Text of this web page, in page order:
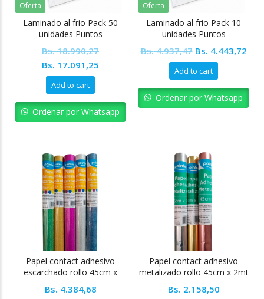
Oferta
Laminado al frio Pack 50
unidades Puntos
Bs.18.990,27
Original
price
was:
Bs. 18.990,27.
Bs. 17.091,25
Bs. 17.091,25.
Add to cart
Ordenar por Whatsapp
Oferta
Laminado al frio Pack 10
unidades Puntos
Bs.4.937,47 Original
price
was:
Bs. 4.937,47.
Bs. 4.443,72
Bs.
Add to cart
Ordenar por Whatsapp
Papel contact adhesivo
escarchado rollo 45cm x
Bs. 4.384,68
Papel contact adhesivo
metalizado rollo 45cm x 2mt
Bs. 2.158,50